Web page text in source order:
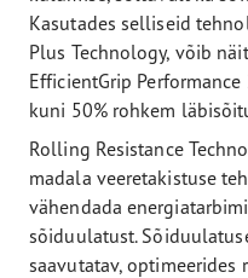
Kasutades selliseid
Plus Technology, võib
EfficientGrip
kuni 50% rohkem
Rolling Resistance
madala veeretakistuse
vähendada
sõiduulatust.
saavutatav, optimeerides